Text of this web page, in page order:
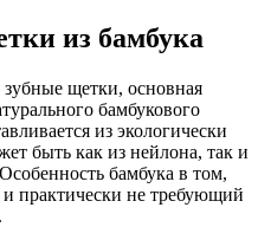
из бамбука
щетки, основная
бамбукового
из экологически
быть как из нейлона, так и
бамбука в том,
практически не требующий